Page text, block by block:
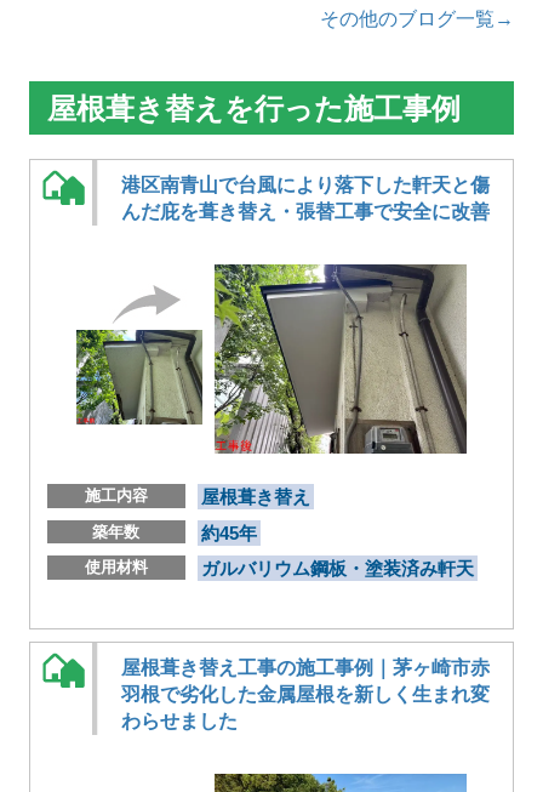
その他のブログ一覧→
屋根葺き替えを行った施工事例
港区南青山で台風により落下した軒天と傷
んだ庇を葺き替え・張替工事で安全に改善
施工内容 屋根葺き替え
築年数 約45年
使用材料 ガルバリウム鋼板・塗装済み軒天
屋根葺き替え工事の施工事例｜茅ヶ崎市赤
羽根で劣化した金属屋根を新しく生まれ変
わらせました